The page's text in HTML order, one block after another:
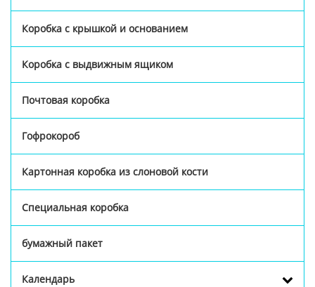
Коробка с крышкой и основанием
Коробка с выдвижным ящиком
Почтовая коробка
Гофрокороб
Картонная коробка из слоновой кости
Специальная коробка
бумажный пакет
Календарь